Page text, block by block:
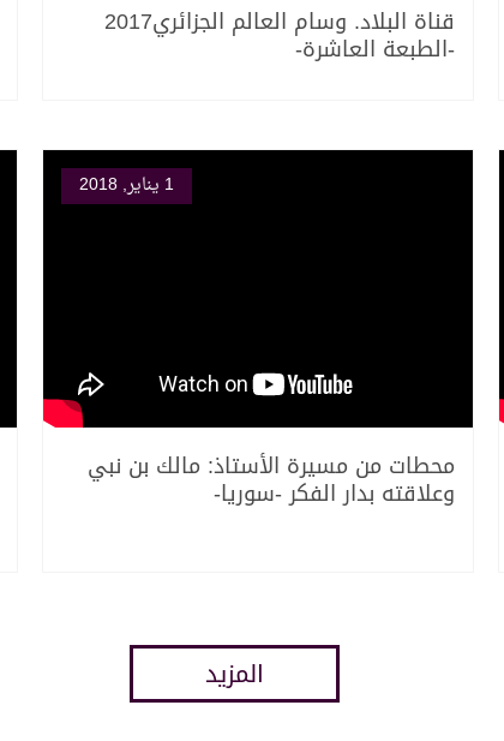
قناة البلاد. وسام العالم الجزائري2017
-الطبعة العاشرة-
1 يناير, 2018
محطات من مسيرة الأستاذ: مالك بن نبي
وعلاقته بدار الفكر -سوريا-
المزيد